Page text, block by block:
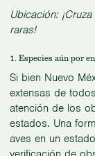
Ubicación:
raras!
1. Especies aún por
Si bien Nuevo
extensas de
atención de los
estados. Una
aves en un